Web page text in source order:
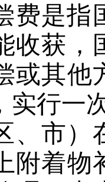
费是指
收获，
或其他
实行一
、市）
附着物